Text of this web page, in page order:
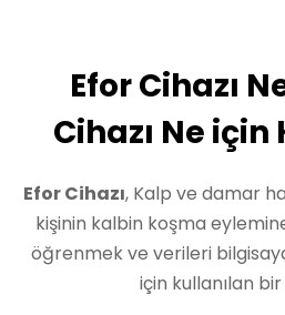
Efor Cihazı
Cihazı Ne için
Efor Cihazı, Kalp ve damar
kişinin kalbin koşma
öğrenmek ve verileri
için kullanılan bir